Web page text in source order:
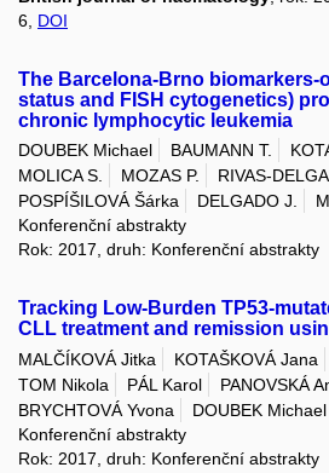
6, DOI
The Barcelona-Brno biomarkers-
status and FISH cytogenetics)
chronic lymphocytic leukemia
DOUBEK Michael BAUMANN T.
MOLICA S.
MOZAS P. RIVAS-
POSPÍŠILOVÁ Šárka
DELGADO J.
Konferenční abstrakty
Rok: 2017, druh: Konferenční abstrakty
Tracking Low-Burden TP53-
CLL treatment and remission
MALČÍKOVÁ Jitka KOTAŠKOVÁ Jana
TOM Nikola
PÁL Karol
PANOVSKÁ
BRYCHTOVÁ Yvona
DOUBEK Michael
Konferenční abstrakty
Rok: 2017, druh: Konferenční abstrakty